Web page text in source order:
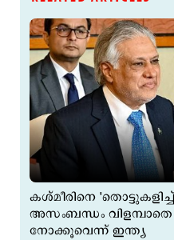
കശ്മീരിനെ
അസംബന്ധം വിളമ്പാതെ
നോക്കൂവെന്ന് ഇന്ത്യ